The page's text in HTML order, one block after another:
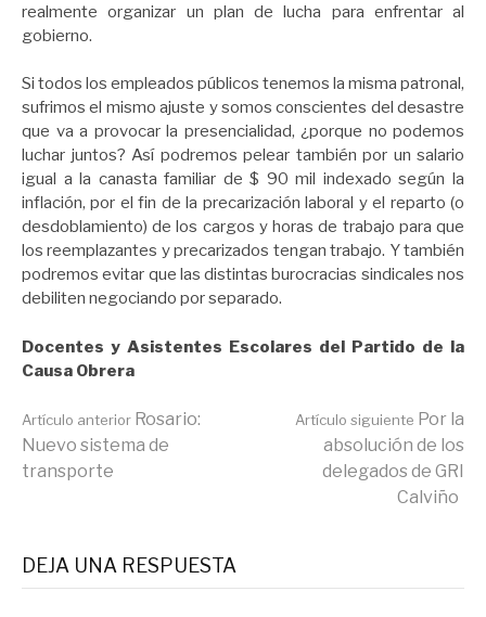
realmente organizar un plan de lucha para enfrentar al
gobierno.
Si todos los empleados públicos tenemos la misma patronal,
sufrimos el mismo ajuste y somos conscientes del desastre
que va a provocar la presencialidad, ¿porque no podemos
luchar juntos? Así podremos pelear también por un salario
igual a la canasta familiar de $ 90 mil indexado según la
inflación, por el fin de la precarización laboral y el reparto (o
desdoblamiento) de los cargos y horas de trabajo para que
los reemplazantes y precarizados tengan trabajo. Y también
podremos evitar que las distintas burocracias sindicales nos
debiliten negociando por separado.
Docentes y Asistentes Escolares del Partido de la
Causa Obrera
Seguir
Artículo anterior Rosario:
Nuevo sistema de
transporte
Artículo siguiente Por la
absolución de los
delegados de GRI
Calviño
DEJA UNA RESPUESTA